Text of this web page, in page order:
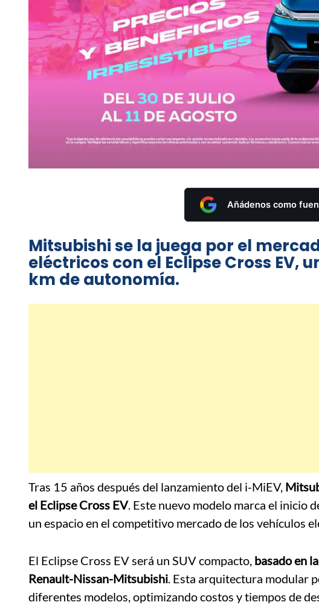
Añádenos como
Mitsubishi se la juega por el
eléctricos con el Eclipse Cross EV,
km de autonomía.
Tras 15 años después del lanzamiento del i-MiEV,
el Eclipse Cross EV. Este nuevo modelo marca el inicio
un espacio en el competitivo mercado de los vehículos
El Eclipse Cross EV será un SUV compacto, basado en
Renault-Nissan-Mitsubishi. Esta arquitectura modular
diferentes modelos, optimizando costos y tiempos de